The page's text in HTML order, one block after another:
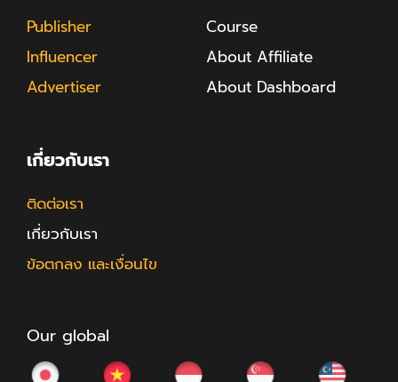
Publisher
Influencer
Advertiser
Course
About Affiliate
About Dashboard
เกี่ยวกับเรา
ติดต่อเรา
เกี่ยวกับเรา
ข้อตกลง และเงื่อนไข
Our global